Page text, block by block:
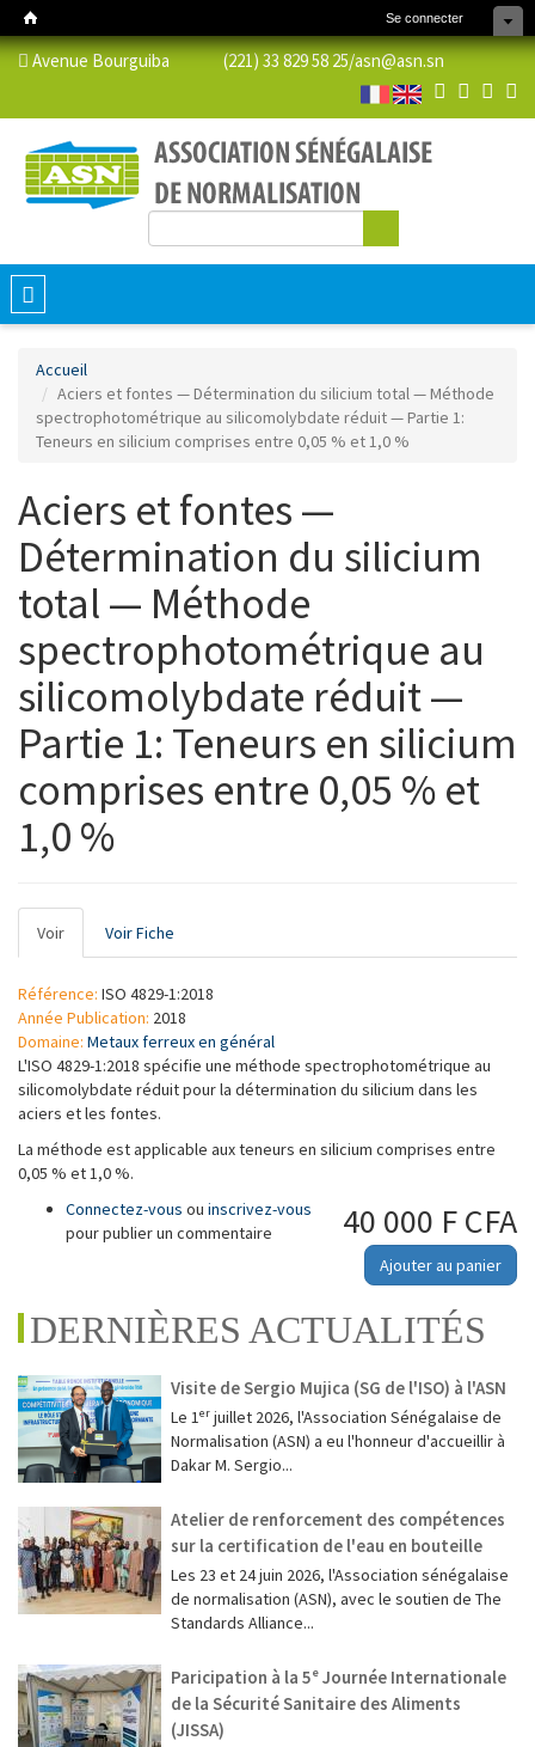
Se connecter
Avenue Bourguiba (221) 33 829 58 25/asn@asn.sn
Formulaire de recherche
Toggle
navigation
Accueil
Aciers et fontes — Détermination du silicium total — Méthode
spectrophotométrique au silicomolybdate réduit — Partie 1:
Teneurs en silicium comprises entre 0,05 % et 1,0 %
Aciers et fontes —
Détermination du silicium
total — Méthode
spectrophotométrique au
silicomolybdate réduit —
Partie 1: Teneurs en silicium
comprises entre 0,05 % et
1,0 %
Onglets
principaux
Voir (onglet
actif)
Voir Fiche
Référence: ISO 4829-1:2018
Année Publication: 2018
Domaine: Metaux ferreux en général
L'ISO 4829-1:2018 spécifie une méthode spectrophotométrique au
silicomolybdate réduit pour la détermination du silicium dans les
aciers et les fontes.
La méthode est applicable aux teneurs en silicium comprises entre
0,05 % et 1,0 %.
40 000 F CFA
Ajouter au panier
Connectez-vous ou inscrivez-vous
pour publier un commentaire
DERNIÈRES ACTUALITÉS
Visite de Sergio Mujica (SG de l'ISO) à l'ASN
Le 1ᵉʳ juillet 2026, l'Association Sénégalaise de
Normalisation (ASN) a eu l'honneur d'accueillir à
Dakar M. Sergio...
Atelier de renforcement des compétences
sur la certification de l'eau en bouteille
Les 23 et 24 juin 2026, l'Association sénégalaise
de normalisation (ASN), avec le soutien de The
Standards Alliance...
Paricipation à la 5ᵉ Journée Internationale
de la Sécurité Sanitaire des Aliments
(JISSA)